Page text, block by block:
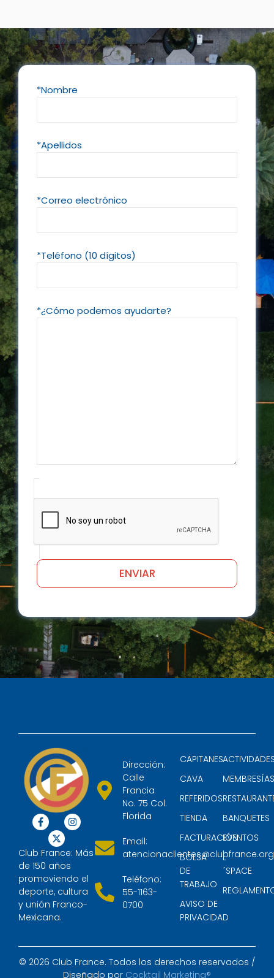
*Nombre
*Apellidos
*Correo electrónico
*Teléfono (10 dígitos)
*¿Cómo podemos ayudarte?
Club France: Más
de 150 años
promoviendo el
deporte, cultura
y unión Franco-
Mexicana.
Dirección:
Calle
Francia
No. 75 Col.
Florida
Email:
Teléfono:
55-1163-
0700
CAPITANES
CAVA
REFERIDOS
TIENDA
FACTURACIÓN
BOLSA
DE
TRABAJO
AVISO DE
PRIVACIDAD
BANQUETES
EVENTOS
L
´SPACE
© 2026 Club France. Todos los derechos reservados /
Diseñado por Cocktail Marketing®